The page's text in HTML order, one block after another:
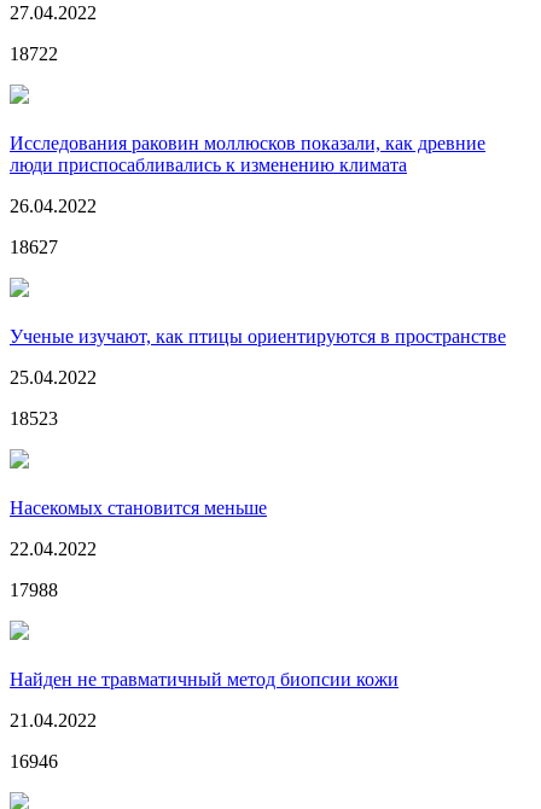
27.04.2022
18722
Исследования раковин моллюсков показали, как древние
люди приспосабливались к изменению климата
26.04.2022
18627
Ученые изучают, как птицы ориентируются в пространстве
25.04.2022
18523
Насекомых становится меньше
22.04.2022
17988
Найден не травматичный метод биопсии кожи
21.04.2022
16946